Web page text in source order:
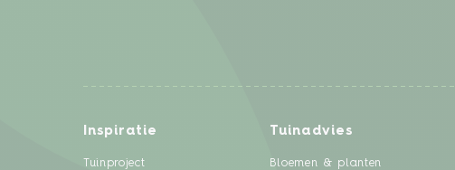
Inspiratie
Tuinproject
Tuinadvies
Bloemen & planten